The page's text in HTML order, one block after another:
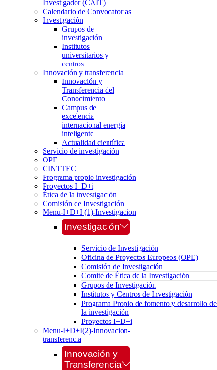
Investigador (CAIT)
Calendario de Convocatorias
Investigación
Grupos de
investigación
Institutos
universitarios y
centros
Innovación y transferencia
Innovación y
Transferencia del
Conocimiento
Campus de
excelencia
internacional energia
inteligente
Actualidad científica
Servicio de investigación
OPE
CINTTEC
Programa propio investigación
Proyectos I+D+i
Ética de la investigación
Comisión de Investigación
Menu-I+D+I (1)-Investigacion
Investigación
Servicio de Investigación
Oficina de Proyectos Europeos (OPE)
Comisión de Investigación
Comité de Ética de la Investigación
Grupos de Investigación
Institutos y Centros de Investigación
Programa Propio de fomento y desarrollo de
la investigación
Proyectos I+D+i
Menu-I+D+I(2)-Innovacion-
transferencia
Innovación y
Transferencia